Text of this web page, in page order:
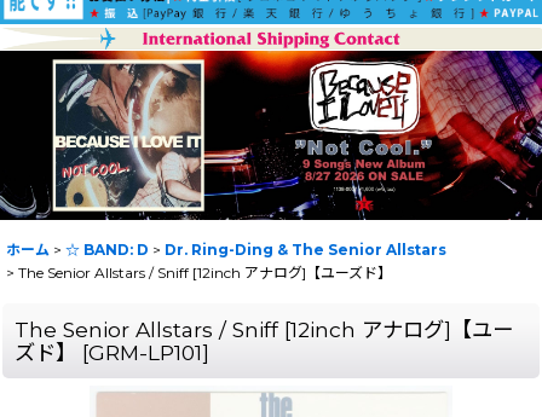
ホーム > ☆ BAND: D > Dr. Ring-Ding & The Senior Allstars
> The Senior Allstars / Sniff [12inch アナログ]【ユーズド】
The Senior Allstars / Sniff [12inch アナログ]【ユー
ズド】
[GRM-LP101]